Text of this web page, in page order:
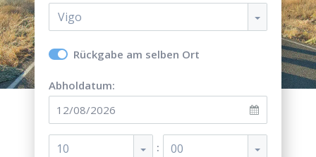
Vigo
Rückgabe am selben Ort
Abholdatum:
10 : 00